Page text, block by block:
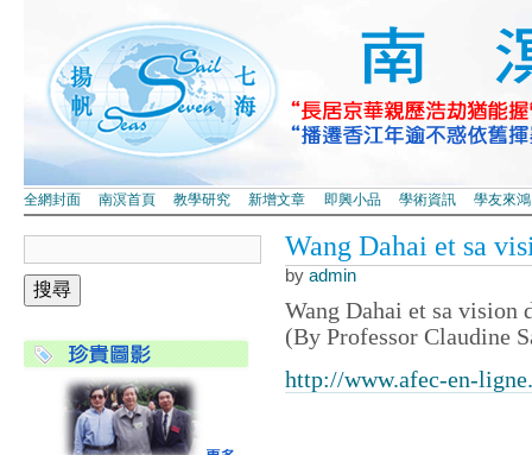
全網封面 南溟首頁 教學研究 新增文章 即興小品 學術資訊 學友來鴻
Wang Dahai et sa
by admin
Wang Dahai et sa vision
(By Professor Claudine
http://www.afec-en-